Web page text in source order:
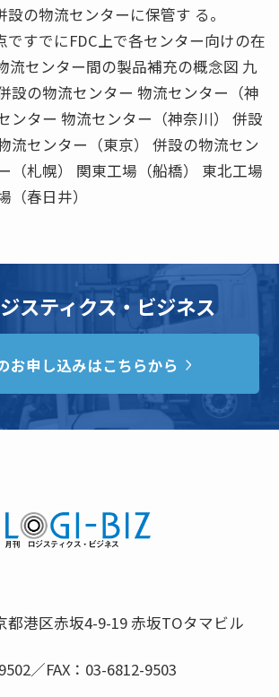
の物流センターに保管す る。
ですでにFDC上で各センター向けの在
流センター間の製品補充の概念図 九
設の物流センター 物流センター（神
ンター 物流センター（神奈川） 併設
流センター（東京） 併設の物流セン
（札幌） 関東工場（船橋） 東北工場
（春日井）
スティクス・ビジネス
お申し込みはこちらから
都港区赤坂4-9-19 赤坂TOタマビル
／FAX：03-6812-9503